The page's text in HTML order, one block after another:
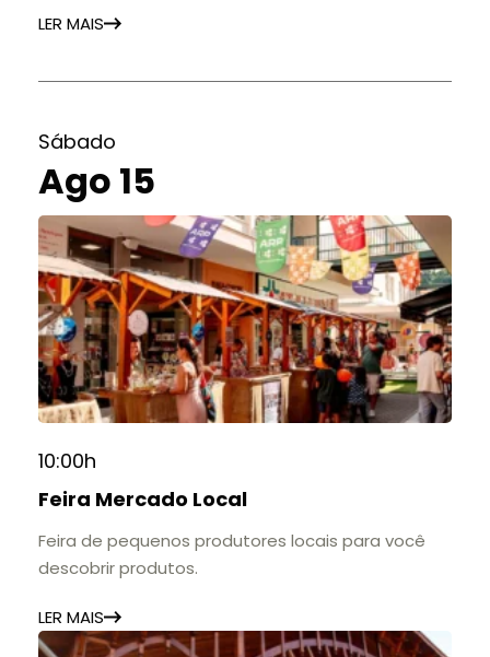
LER MAIS
Sábado
Ago 15
10:00h
Feira Mercado Local
Feira de pequenos produtores locais para você
descobrir produtos.
LER MAIS